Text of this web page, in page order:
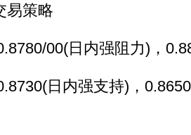
策略
00(日内强阻力)，
日内强支持)，